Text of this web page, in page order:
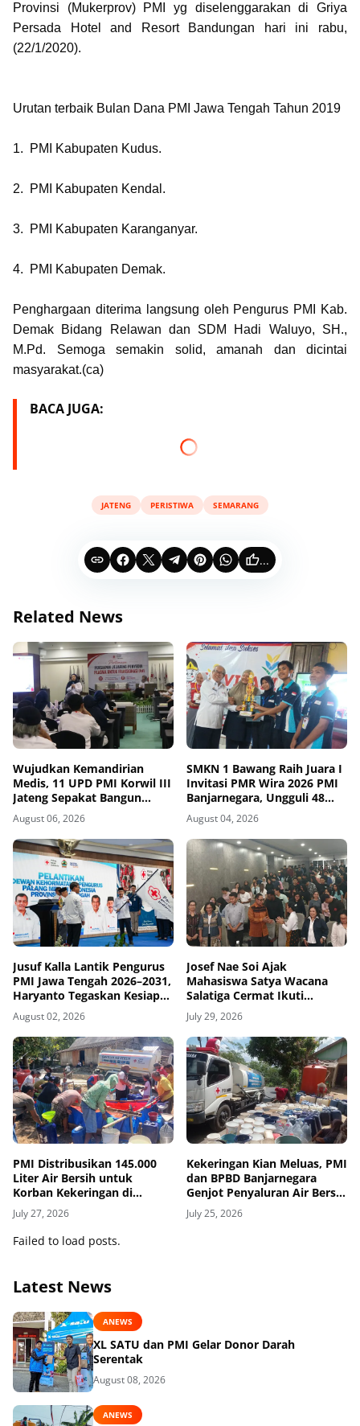
Provinsi (Mukerprov) PMI yg diselenggarakan di Griya
Persada Hotel and Resort Bandungan hari ini rabu,
(22/1/2020).
Urutan terbaik Bulan Dana PMI Jawa Tengah Tahun 2019
1. PMI Kabupaten Kudus.
2. PMI Kabupaten Kendal.
3. PMI Kabupaten Karanganyar.
4. PMI Kabupaten Demak.
Penghargaan diterima langsung oleh Pengurus PMI Kab.
Demak Bidang Relawan dan SDM Hadi Waluyo, SH.,
M.Pd. Semoga semakin solid, amanah dan dicintai
masyarakat.(ca)
BACA JUGA:
JATENG PERISTIWA SEMARANG
...
Related News
Wujudkan Kemandirian
Medis, 11 UPD PMI Korwil III
Jateng Sepakat Bangun
Jejaring Plasma Fraksionasi
Berkualitas CPOB
August 06, 2026
SMKN 1 Bawang Raih Juara I
Invitasi PMR Wira 2026 PMI
Banjarnegara, Ungguli 48
Tim
August 04, 2026
Jusuf Kalla Lantik Pengurus
PMI Jawa Tengah 2026–2031,
Haryanto Tegaskan Kesiapan
Abdi Kemanusiaan
August 02, 2026
Josef Nae Soi Ajak
Mahasiswa Satya Wacana
Salatiga Cermat Ikuti
Dinamika Geopolitik Global
July 29, 2026
PMI Distribusikan 145.000
Liter Air Bersih untuk
Korban Kekeringan di
Grobogan
July 27, 2026
Kekeringan Kian Meluas, PMI
dan BPBD Banjarnegara
Genjot Penyaluran Air Bersih
untuk Penuhi Kebutuhan
Pokok Warga
July 25, 2026
Failed to load posts.
Latest News
ANEWS
XL SATU dan PMI Gelar Donor Darah
Serentak
August 08, 2026
ANEWS